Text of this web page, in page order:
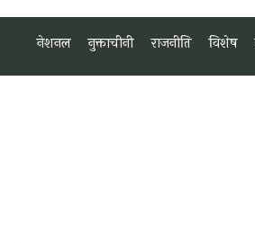
नेशनल नुक्ताचीनी राजनीति विशेष